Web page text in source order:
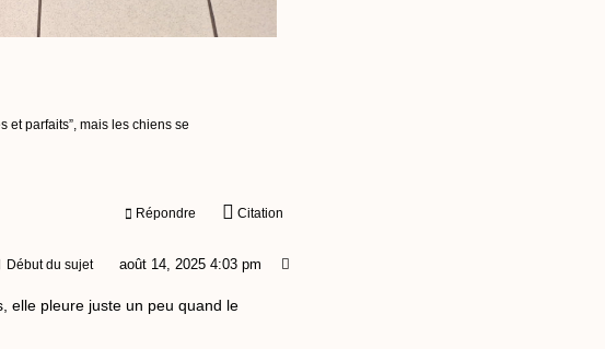
et parfaits”, mais les chiens se
Répondre Citation
Début du sujet août 14, 2025 4:03 pm
elle pleure juste un peu quand le